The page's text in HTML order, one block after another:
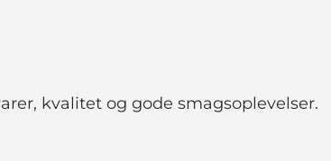
kvalitet og gode smagsoplevelser.